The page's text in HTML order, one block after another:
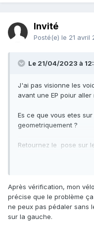
Invité
Posté(e) le 21 avril
Le 21/04/2023 à
J'ai pas visionne les
avant une EP poiur aller
Es ce que vous etes
geometriquement ?
Retournez le pose sur
Si le velo n'est pas
vous faire metre dans
tout .
Après vérification, mon
précise que le problème
ne peux pas pédaler sans
sur la gauche.